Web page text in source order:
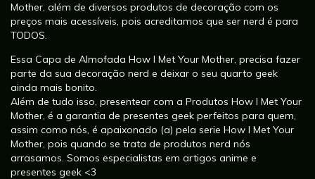
Mother, além de diversos produtos de decoração com os
preços mais acessíveis, pois acreditamos que ser nerd é para
TODOS.
Essa Capa de Almofada How I Met Your Mother, precisa fazer
parte da sua decoração nerd e deixar o seu quarto geek
ainda mais bonito.
Além de tudo isso, presentear com a Produtos How I Met Your
Mother, é a garantia de presentes geek perfeitos para quem,
assim como nós, é apaixonado (a) pela serie How I Met Your
Mother, pois quando se trata de produtos nerd nós
arrasamos. Somos especialistas em artigos anime e
presentes geek <3